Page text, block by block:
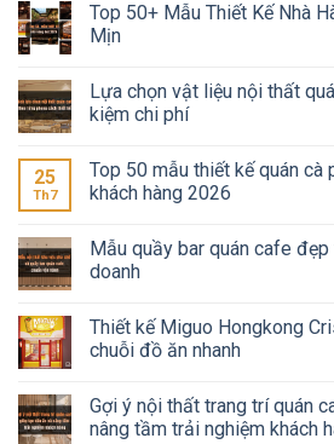
Top 50+ Mẫu Thiết Kế Nhà
Mịn
Lựa chọn vật liệu nội thất
kiệm chi phí
25
Th7
Top 50 mẫu thiết kế quán cà
khách hàng 2026
Mẫu quầy bar quán cafe
doanh
Thiết kế Miguo Hongkong
chuỗi đồ ăn nhanh
Gợi ý nội thất trang trí quán
nâng tầm trải nghiệm khách